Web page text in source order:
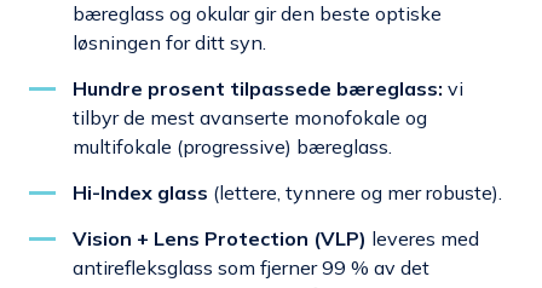
bæreglass og okular gir den beste optiske
løsningen for ditt syn.
Hundre prosent tilpassede bæreglass: vi
tilbyr de mest avanserte monofokale og
multifokale (progressive) bæreglass.
Hi-Index glass (lettere, tynnere og mer robuste).
Vision + Lens Protection (VLP) leveres med
antirefleksglass som fjerner 99 % av det